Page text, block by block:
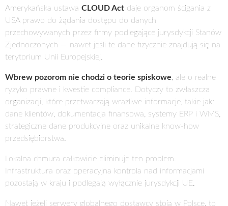
Amerykańska ustawa CLOUD Act daje organom ścigania z
USA prawo do żądania dostępu do danych
przechowywanych przez firmy podlegające jurysdykcji Stanów
Zjednoczonych — nawet jeśli te dane fizycznie znajdują się na
terytorium Unii Europejskiej.
Wbrew pozorom nie chodzi o teorie spiskowe , ale o realne
ryzyko prawne i kwestie compliance. Dotyczy to zwłaszcza
organizacji, które przetwarzają wrażliwe informacje, takie jak:
dane klientów, dokumentacja finansowa, systemy ERP i WMS,
strategiczne dane produkcyjne oraz unikalne know-how
przedsiębiorstwa.
Lokalna chmura całkowicie eliminuje ten problem.
Infrastruktura oraz operacyjna kontrola nad informacjami
pozostają w kraju i podlegają wyłącznie jurysdykcji UE.
Nawet jeżeli serwery globalnego dostawcy stoją w Polsce, to